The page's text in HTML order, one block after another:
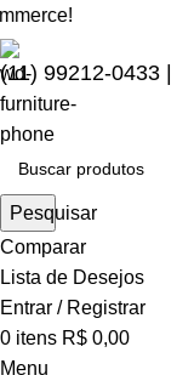
(11) 99212-0433
Pesquisar
Comparar
Lista de Desejos
Entrar / Registrar
0 itens R$ 0,00
Menu